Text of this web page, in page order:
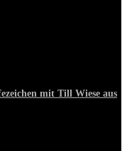
mit Till Wiese aus